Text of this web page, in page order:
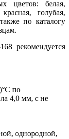
цветов: белая,
голубая,
по каталогу
рекомендуется
по
4,0 мм, с не
однородной,